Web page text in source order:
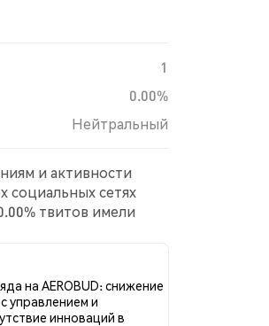
1
0.00%
Нейтральный
и активности
социальных сетях
твитов имели
на AEROBUD: снижение
управлением и
инноваций в